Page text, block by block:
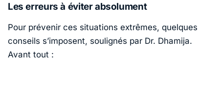
Les erreurs à éviter absolument
Pour prévenir ces situations extrêmes, quelques
conseils s’imposent, soulignés par Dr. Dhamija.
Avant tout :